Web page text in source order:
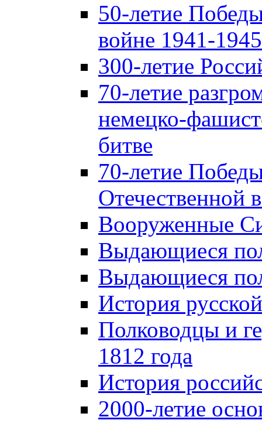
50-летие
войне 1941-1945
300-летие
70-летие
немецко-
битве
70-летие
Отечественной
Вооруженные
Выдающиеся
Выдающиеся
История
Полководцы и
1812 года
История
2000-летие